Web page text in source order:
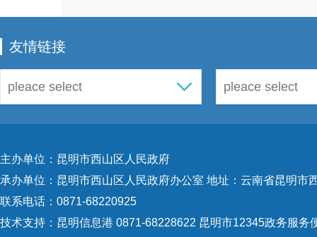
安全
类公
友情链接
主办单位：昆明市西山区人民政府
承办单位：昆明市西山区人民政府办公室 地址：云南省昆明市
联系电话：0871-68220925
技术支持： 昆明信息港 0871-68228622 昆明市12345政务服务